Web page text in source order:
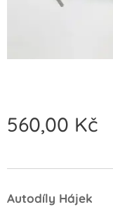
560,00 Kč
Autodíly Hájek